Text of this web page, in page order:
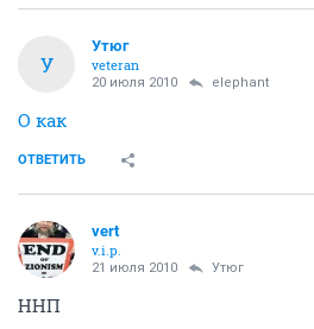
У
Утюг
veteran
20 июля 2010 elephant
О как
ОТВЕТИТЬ
vert
v.i.p.
21 июля 2010 Утюг
ННП